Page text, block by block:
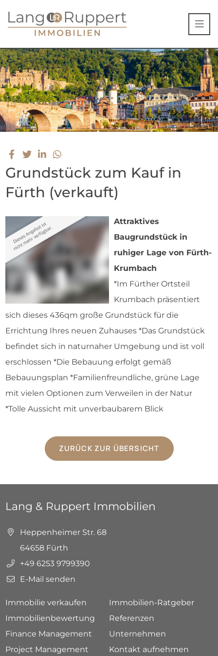
Grundstück zum Kauf in
Fürth (verkauft)
Attraktives
Baugrundstück in
ruhiger Lage von Fürth-
Krumbach
*Im Fürther Ortsteil
Krumbach präsentiert
sich dieses 436qm große Grundstück für die
Errichtung Ihres neuen Zuhauses *Das Grundstück
befindet sich in naturnaher Umgebung und ist voll
erschlossen *Die Bebauung erfolgt gemäß
Bebauungsplan *Familienfreundliche, grüne Lage
mit vielen Optionen zum Verweilen in der Natur
*Tolle Aussicht mit unverbaubarem Blick
ZURÜCK ZUR ÜBERSICHT
Lang & Ruppert Immobilien
Heppenheimer Str. 68
64658 Fürth
+49 6253 9799390
E-Mail senden
Immobilie verkaufen
Immobilien-Ratgeber
Immobilienbewertung
Referenzen
Finance Management
Unternehmen
Project Management
Kontakt aufnehmen